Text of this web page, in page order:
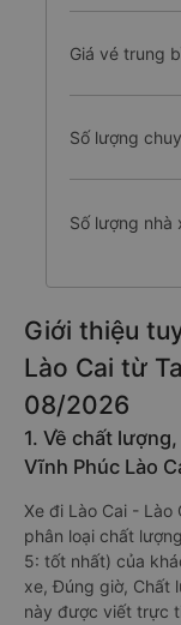
Giá vé trung
Số lượng
Số lượng nhà
Giới thiệu
Lào Cai từ
08/2026
1. Về chất
Vĩnh Phúc Lào
Xe đi Lào Cai -
phân loại chất
5: tốt nhất) của
xe, Đúng giờ, Chất
này được viết trực